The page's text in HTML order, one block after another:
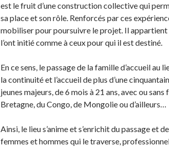
est le fruit d’une construction collective qui
sa place et son rôle. Renforcés par ces
mobiliser pour poursuivre le projet. Il appartient
l’ont initié comme à ceux pour qui il est destiné.
En ce sens, le passage de la famille d’accueil au
la continuité et l’accueil de plus d’une
jeunes majeurs, de 6 mois à 21 ans, avec ou
Bretagne, du Congo, de Mongolie ou d’ailleurs…
Ainsi, le lieu s’anime et s’enrichit du passage et
femmes et hommes qui le traverse,